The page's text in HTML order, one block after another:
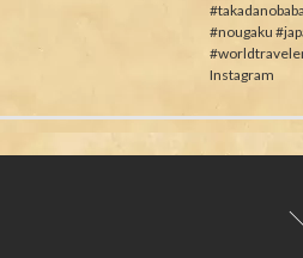
#nougaku
Instagram